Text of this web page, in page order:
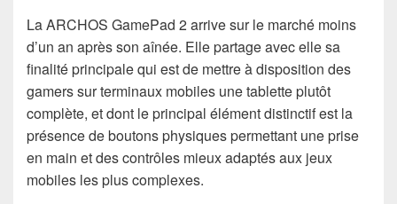
La ARCHOS GamePad 2 arrive sur le marché moins
d’un an après son aînée. Elle partage avec elle sa
finalité principale qui est de mettre à disposition des
gamers sur terminaux mobiles une tablette plutôt
complète, et dont le principal élément distinctif est la
présence de boutons physiques permettant une prise
en main et des contrôles mieux adaptés aux jeux
mobiles les plus complexes.